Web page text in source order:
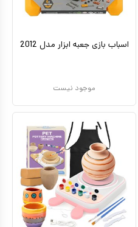
اسباب بازی جعبه ابزار مدل 2012
موجود نیست